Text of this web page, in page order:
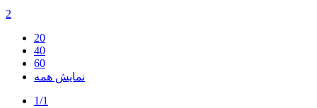
2
20
40
60
نمایش همه
1/1